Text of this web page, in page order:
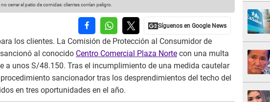
cerrar el patio de comidas: clientes corrían peligro.
los clientes. La Comisión de Protección al Consumidor de
al conocido Centro Comercial Plaza Norte con una multa
a unos S/48.150. Tras el incumplimiento de una medida cautelar
sancionador tras los desprendimientos del techo del
en tres oportunidades en el año.